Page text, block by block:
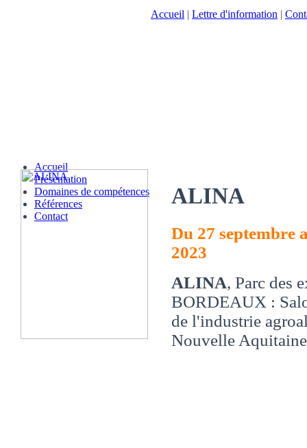
Accueil | Lettre d'information |
Accueil
Présentation
Domaines de compétences
Références
Contact
ALINA
Du 27 septembre
2023
ALINA, Parc des
BORDEAUX :
de l'industrie
Nouvelle